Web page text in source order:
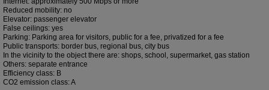
Reduced mobility: no
Elevator: passenger elevator
False ceilings: yes
Parking: Parking area for visitors, public for a fee, privatized for a fee
Public transports: border bus, regional bus, city bus
In the vicinity to the object there are: shops, school, supermarket, gas station
Others: separate entrance
Efficiency class: B
CO2 emission class: A